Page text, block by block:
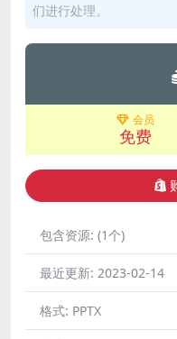
们进行处理。
会员
免费
包含资源: (1个)
最近更新: 2023-02-14
格式: PPTX